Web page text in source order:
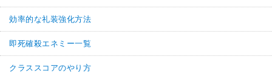
効率的な礼装強化方法
即死確殺エネミー一覧
クラススコアのやり方